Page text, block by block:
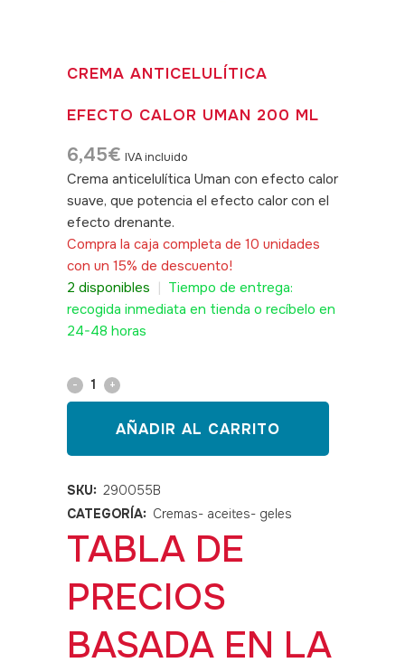
CREMA ANTICELULÍTICA
EFECTO CALOR UMAN 200 ML
6,45€ IVA incluido
Crema anticelulítica Uman con efecto calor
suave, que potencia el efecto calor con el
efecto drenante.
Compra la caja completa de 10 unidades
con un 15% de descuento!
2 disponibles
Tiempo de entrega:
recogida inmediata en tienda o recíbelo en
24-48 horas
Crema
anticelulítica
efecto
calor
Uman
200
ml
AÑADIR AL CARRITO
SKU: 290055B
CATEGORÍA: Cremas- aceites- geles
TABLA DE
PRECIOS
BASADA EN LA